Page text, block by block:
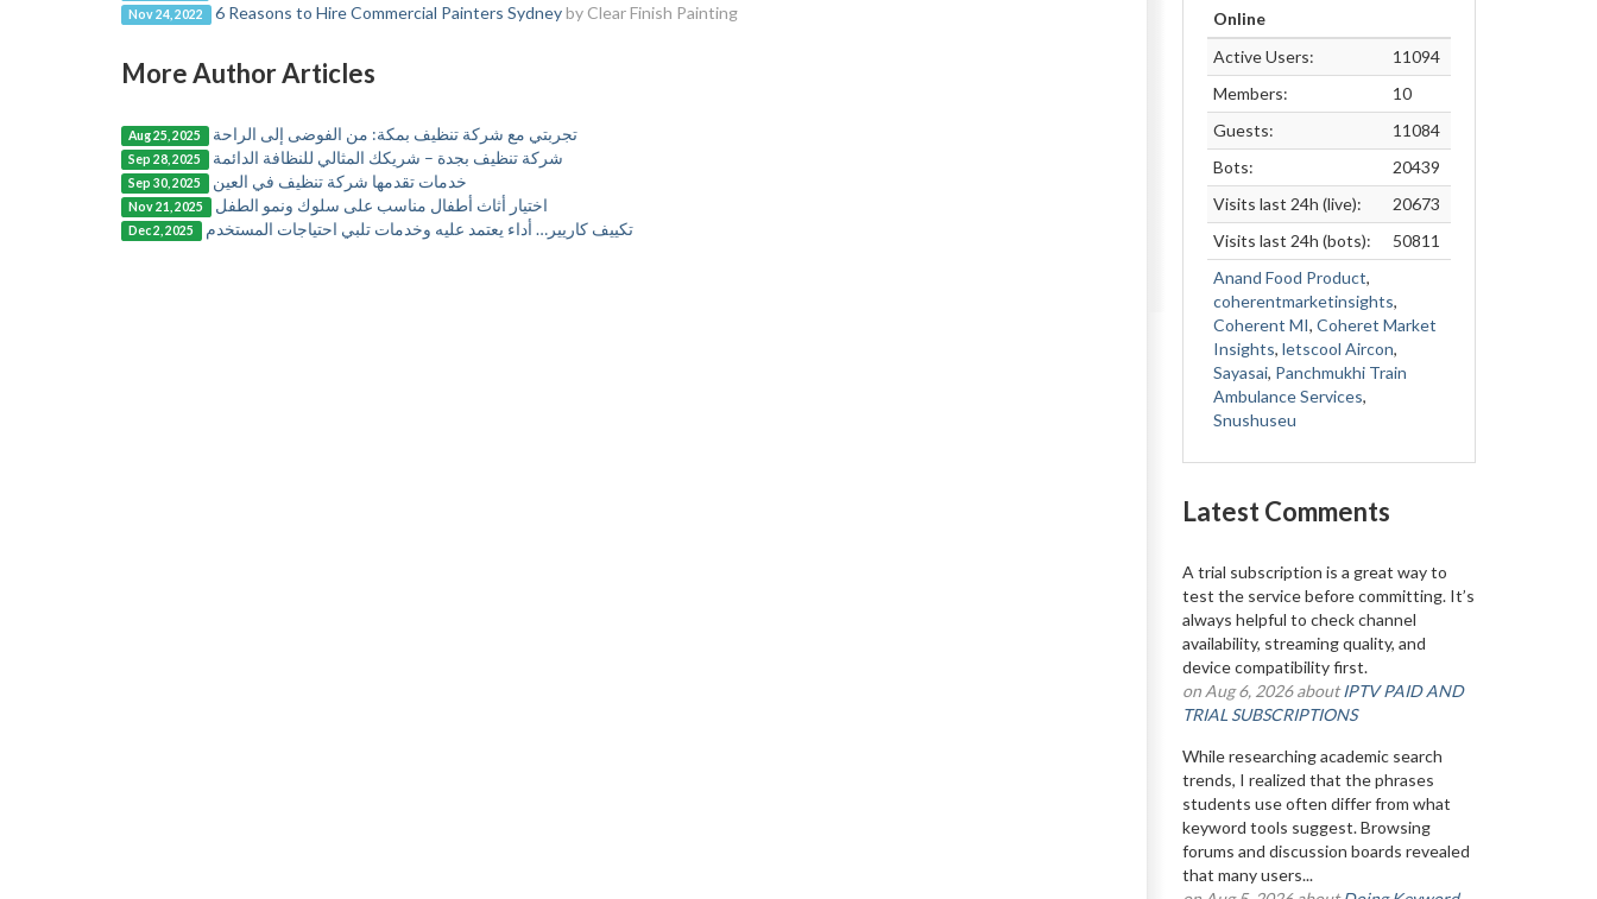
Nov 24, 2022 6 Reasons to Hire Commercial Painters Sydney by Clear Finish Painting
More Author Articles
Aug 25, 2025 تجربتي مع شركة تنظيف بمكة: من الفوضى إلى الراحة
Sep 28, 2025 شركة تنظيف بجدة – شريكك المثالي للنظافة الدائمة
Sep 30, 2025 خدمات تقدمها شركة تنظيف في العين
Nov 21, 2025 اختيار أثاث أطفال مناسب على سلوك ونمو الطفل
Dec 2, 2025 تكييف كاريير… أداء يعتمد عليه وخدمات تلبي احتياجات المستخدم
Online
Active Users:
11094
Members:
10
Guests:
11084
Bots:
20439
Visits last 24h (live):
20673
Visits last 24h (bots):
50811
Anand Food Product,
coherentmarketinsights,
Coherent MI, Coheret Market
Insights, letscool Aircon,
Sayasai, Panchmukhi Train
Ambulance Services,
Snushuseu
Latest Comments
A trial subscription is a great way to
test the service before committing. It’s
always helpful to check channel
availability, streaming quality, and
device compatibility first.
on Aug 6, 2026 aboutIPTV PAID AND
TRIAL SUBSCRIPTIONS
While researching academic search
trends, I realized that the phrases
students use often differ from what
keyword tools suggest. Browsing
forums and discussion boards revealed
that many users...